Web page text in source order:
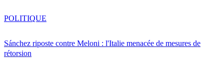
Sánchez riposte contre Meloni : l'Italie menacée de mesures de
rétorsion
POLITIQUE